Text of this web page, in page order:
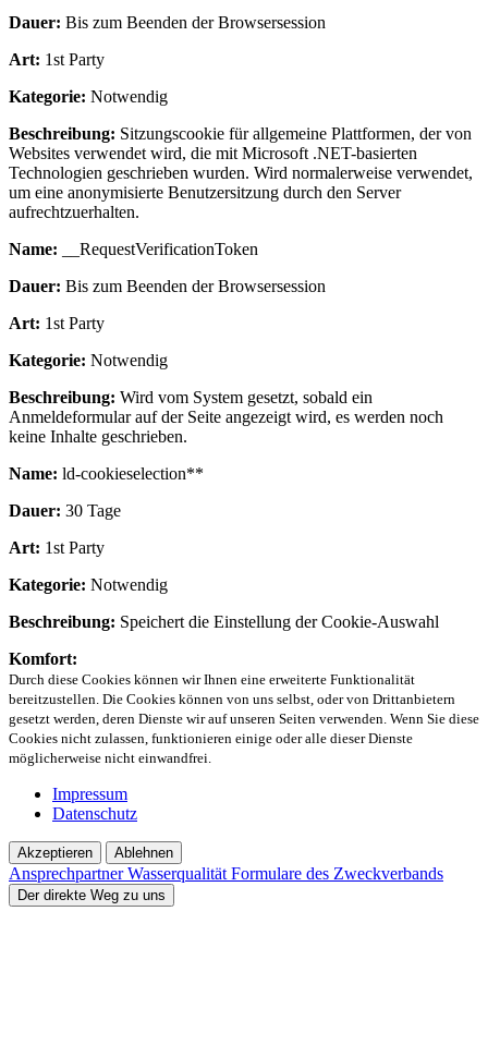
Dauer: Bis zum Beenden der Browsersession
Art: 1st Party
Kategorie: Notwendig
Beschreibung: Sitzungscookie für allgemeine Plattformen, der von
Websites verwendet wird, die mit Microsoft .NET-basierten
Technologien geschrieben wurden. Wird normalerweise verwendet,
um eine anonymisierte Benutzersitzung durch den Server
aufrechtzuerhalten.
Name: __RequestVerificationToken
Dauer: Bis zum Beenden der Browsersession
Art: 1st Party
Kategorie: Notwendig
Beschreibung: Wird vom System gesetzt, sobald ein
Anmeldeformular auf der Seite angezeigt wird, es werden noch
keine Inhalte geschrieben.
Name: ld-cookieselection**
Dauer: 30 Tage
Art: 1st Party
Kategorie: Notwendig
Beschreibung: Speichert die Einstellung der Cookie-Auswahl
Komfort:
Durch diese Cookies können wir Ihnen eine erweiterte Funktionalität
bereitzustellen. Die Cookies können von uns selbst, oder von Drittanbietern
gesetzt werden, deren Dienste wir auf unseren Seiten verwenden. Wenn Sie diese
Cookies nicht zulassen, funktionieren einige oder alle dieser Dienste
möglicherweise nicht einwandfrei.
Impressum
Datenschutz
Akzeptieren Ablehnen
Ansprechpartner Wasserqualität Formulare des Zweckverbands
Der direkte Weg zu uns